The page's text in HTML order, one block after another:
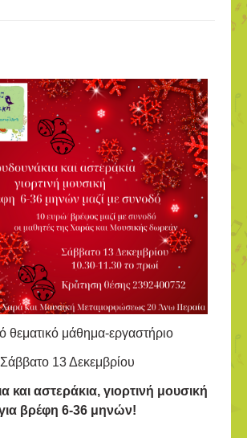
θεματικό μάθημα-εργαστήριο
Σάββατο 13 Δεκεμβρίου
και αστεράκια, γιορτινή μουσική
βρέφη 6-36 μηνών!